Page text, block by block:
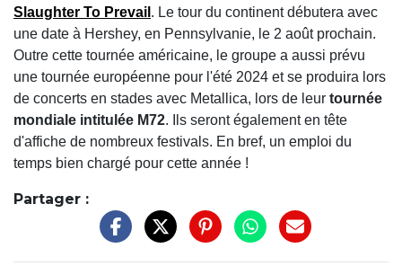
Slaughter To Prevail . Le tour du continent débutera avec
une date à Hershey, en Pennsylvanie, le 2 août prochain.
Outre cette tournée américaine, le groupe a aussi prévu
une tournée européenne pour l'été 2024 et se produira lors
de concerts en stades avec Metallica, lors de leur tournée
mondiale intitulée M72. Ils seront également en tête
d'affiche de nombreux festivals. En bref, un emploi du
temps bien chargé pour cette année !
Partager :